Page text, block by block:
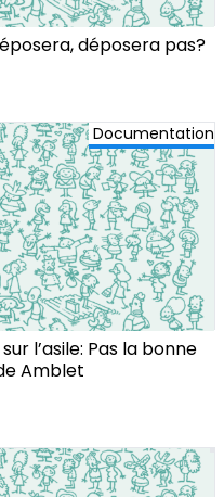
déposera pas?
Documentation
l’asile: Pas la bonne
Amblet